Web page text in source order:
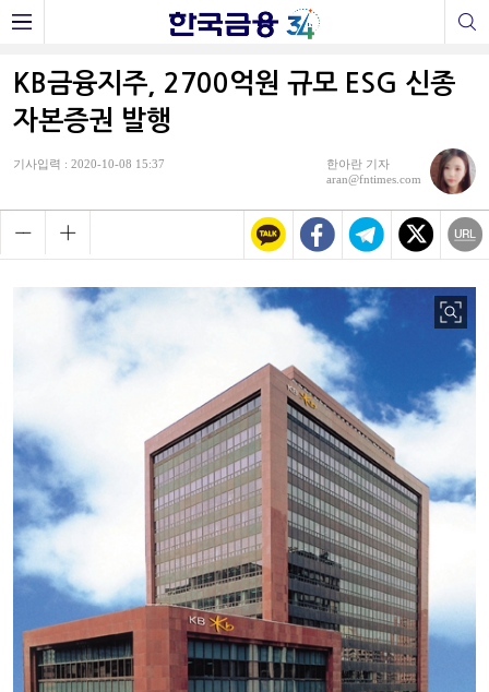
KB금융지주, 2700억원 규모 ESG 신종
자본증권 발행
기사입력 : 2020-10-08 15:37
한아란 기자
aran@fntimes.com